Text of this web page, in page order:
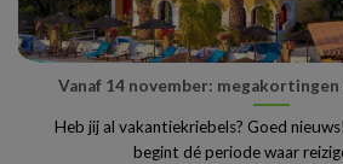
Vanaf 14 november:
Heb jij al vakantiekriebels? Goed
begint dé periode waar